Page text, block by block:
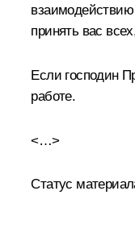
взаимодействию
принять вас
Если господин
работе.
<…>
Статус